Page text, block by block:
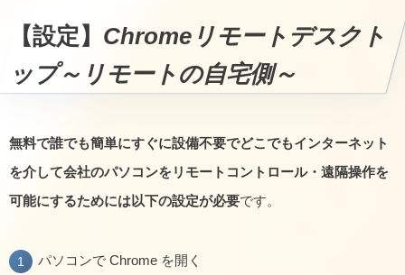
【設定】 Chromeリモートデスクト
ップ～リモートの自宅側～
無料で誰でも簡単にすぐに設備不要でどこでもインターネット
を介して会社のパソコンをリモートコントロール・遠隔操作を
可能にするためには以下の設定が必要です。
パソコンで Chrome を開く